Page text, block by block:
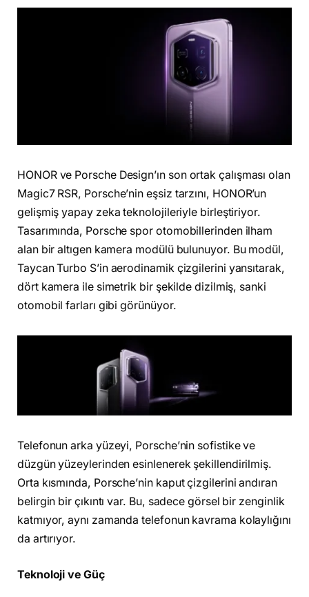
HONOR ve Porsche Design’ın son ortak çalışması olan
Magic7 RSR, Porsche’nin eşsiz tarzını, HONOR’un
gelişmiş yapay zeka teknolojileriyle birleştiriyor.
Tasarımında, Porsche spor otomobillerinden ilham
alan bir altıgen kamera modülü bulunuyor. Bu modül,
Taycan Turbo S’in aerodinamik çizgilerini yansıtarak,
dört kamera ile simetrik bir şekilde dizilmiş, sanki
otomobil farları gibi görünüyor.
Telefonun arka yüzeyi, Porsche’nin sofistike ve
düzgün yüzeylerinden esinlenerek şekillendirilmiş.
Orta kısmında, Porsche’nin kaput çizgilerini andıran
belirgin bir çıkıntı var. Bu, sadece görsel bir zenginlik
katmıyor, aynı zamanda telefonun kavrama kolaylığını
da artırıyor.
Teknoloji ve Güç